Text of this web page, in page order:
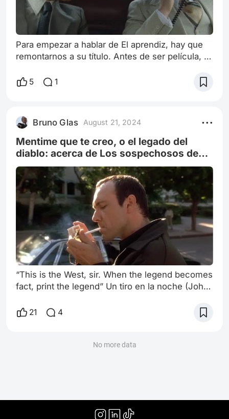
Para empezar a hablar de El aprendiz, hay que
remontarnos a su título. Antes de ser película, El
NBC, en el que un grupo de aspirantes a
propiedades de un famoso y exitoso empresario
de bienes raíces. El aprendiz, la película de Ali
Abbasi, cuenta la historia de un joven
5 1
Bruno Glas August 21, 2024
Mentime que te creo, o el legado del
diablo: acerca de Los sospechosos de
siempre
“This is the West, sir. When the legend becomes
fact, print the legend” Un tiro en la noche (John
tener una obsesión al momento de escuchar
conocida en los últimos años, es posible que la
21 4
No more data